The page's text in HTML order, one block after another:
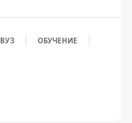
ВУЗ
ОБУЧЕНИЕ